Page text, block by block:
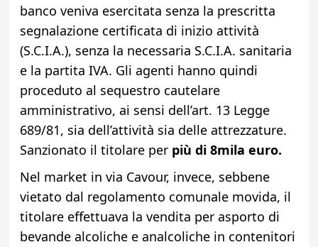
banco veniva esercitata senza la prescritta
segnalazione certificata di inizio attività
(S.C.I.A.), senza la necessaria S.C.I.A. sanitaria
e la partita IVA. Gli agenti hanno quindi
proceduto al sequestro cautelare
amministrativo, ai sensi dell’art. 13 Legge
689/81, sia dell’attività sia delle attrezzature.
Sanzionato il titolare per più di 8mila euro.
Nel market in via Cavour, invece, sebbene
vietato dal regolamento comunale movida, il
titolare effettuava la vendita per asporto di
bevande alcoliche e analcoliche in contenitori